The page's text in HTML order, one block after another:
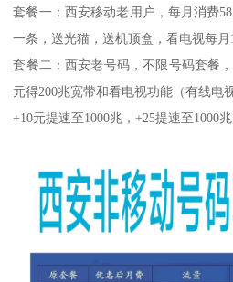
套餐一：西安移动老用户，每月消费
一条，送光猫，送机顶盒，看电视每月
套餐二：西安老号码，不限号码套餐
元得200兆宽带和看电视功能（有线电视
+10元提速至1000兆，+25提速至1000